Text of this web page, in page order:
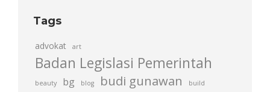
Tags
advokat art
Badan Legislasi Pemerintah
beauty bg blog budi gunawan build